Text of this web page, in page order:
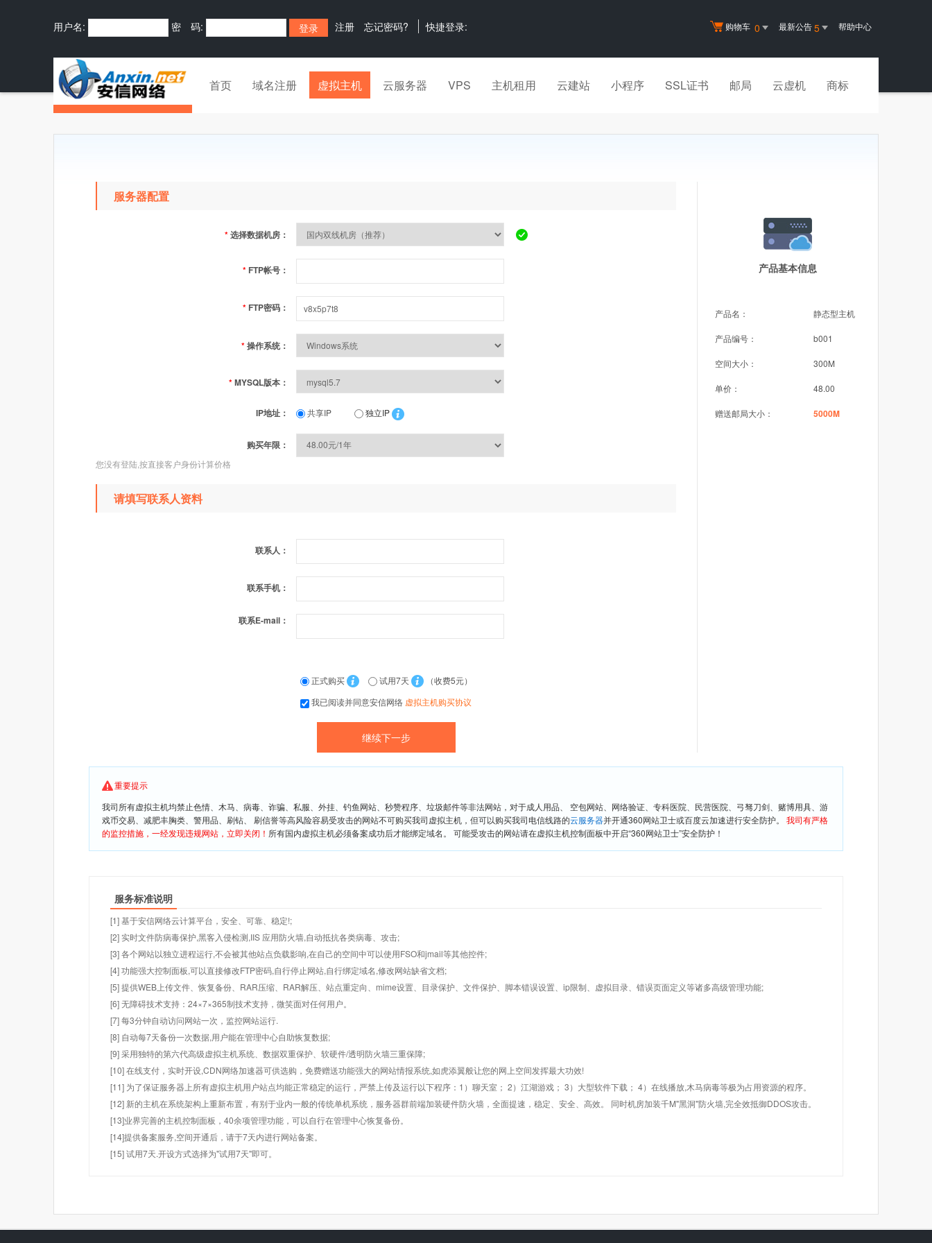
购物车 0 最新公告5 帮助中心
用户名: 密 码: 注册 忘记密码? 快捷登录:
首页 域名注册 虚拟主机 云服务器 VPS 主机租用 云建站 小程序 SSL证书 邮局 云虚机 商标
产品基本信息
产品名： 静态型主机
产品编号： b001
空间大小： 300M
单价： 48.00
赠送邮局大小： 5000M
服务器配置
*选择数据机房：
* FTP帐号：
* FTP密码：
*操作系统：
*MYSQL版本：
IP地址： 共享IP 独立IP
购买年限：
您没有登陆,按直接客户身份计算价格
请填写联系人资料
联系人：
联系手机：
联系E-mail：
正式购买 试用7天
（收费5元）
我已阅读并同意安信网络 虚拟主机购买协议
重要提示
我司所有虚拟主机均禁止色情、木马、病毒、诈骗、私服、外挂、钓鱼网站、秒赞程序、垃圾邮件等非法网站，对于成人用品、 空包网站、网络验证、专科医院、民营医院、弓驽刀剑、赌博用具、游
戏币交易、减肥丰胸类、警用品、刷钻、 刷信誉等高风险容易受攻击的网站不可购买我司虚拟主机，但可以购买我司电信线路的云服务器并开通360网站卫士或百度云加速进行安全防护。 我司有严格
的监控措施，一经发现违规网站，立即关闭！ 所有国内虚拟主机必须备案成功后才能绑定域名。 可能受攻击的网站请在虚拟主机控制面板中开启“360网站卫士”安全防护！
服务标准说明
[1] 基于安信网络云计算平台，安全、可靠、稳定!;
[2] 实时文件防病毒保护,黑客入侵检测,IIS 应用防火墙,自动抵抗各类病毒、攻击;
[3] 各个网站以独立进程运行,不会被其他站点负载影响,在自己的空间中可以使用FSO和jmail等其他控件;
[4] 功能强大控制面板,可以直接修改FTP密码,自行停止网站,自行绑定域名,修改网站缺省文档;
[5] 提供WEB上传文件、恢复备份、RAR压缩、RAR解压、站点重定向、mime设置、目录保护、文件保护、脚本错误设置、ip限制、虚拟目录、错误页面定义等诸多高级管理功能;
[6] 无障碍技术支持：24×7×365制技术支持，微笑面对任何用户。
[7] 每3分钟自动访问网站一次，监控网站运行.
[8] 自动每7天备份一次数据,用户能在管理中心自助恢复数据;
[9] 采用独特的第六代高级虚拟主机系统、数据双重保护、软硬件/透明防火墙三重保障;
[10] 在线支付，实时开设,CDN网络加速器可供选购，免费赠送功能强大的网站情报系统,如虎添翼般让您的网上空间发挥最大功效!
[11] 为了保证服务器上所有虚拟主机用户站点均能正常稳定的运行，严禁上传及运行以下程序：1）聊天室； 2）江湖游戏； 3）大型软件下载； 4）在线播放,木马病毒等极为占用资源的程序。
[12] 新的主机在系统架构上重新布置，有别于业内一般的传统单机系统，服务器群前端加装硬件防火墙，全面提速，稳定、安全、高效。 同时机房加装千M"黑洞"防火墙,完全效抵御DDOS攻击。
[13]业界完善的主机控制面板，40余项管理功能，可以自行在管理中心恢复备份。
[14]提供备案服务,空间开通后，请于7天内进行网站备案。
[15] 试用7天.开设方式选择为"试用7天"即可。